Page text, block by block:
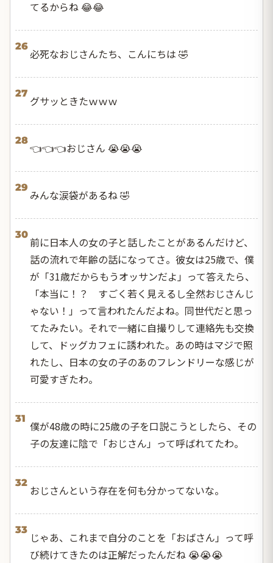
てるからね 😂😂
26
必死なおじさんたち、こんにちは 🤣
27
グサッときたｗｗｗ
28
👈👈👈おじさん 😭😭😭
29
みんな涙袋があるね 🤣
30
前に日本人の女の子と話したことがあるんだけど、
話の流れで年齢の話になってさ。彼女は25歳で、僕
が「31歳だからもうオッサンだよ」って答えたら、
「本当に！？ すごく若く見えるし全然おじさんじ
ゃない！」って言われたんだよね。同世代だと思っ
てたみたい。それで一緒に自撮りして連絡先も交換
して、ドッグカフェに誘われた。あの時はマジで照
れたし、日本の女の子のあのフレンドリーな感じが
可愛すぎたわ。
31
僕が48歳の時に25歳の子を口説こうとしたら、その
子の友達に陰で「おじさん」って呼ばれてたわ。
32
おじさんという存在を何も分かってないな。
33
じゃあ、これまで自分のことを「おばさん」って呼
び続けてきたのは正解だったんだね 😭😭😭